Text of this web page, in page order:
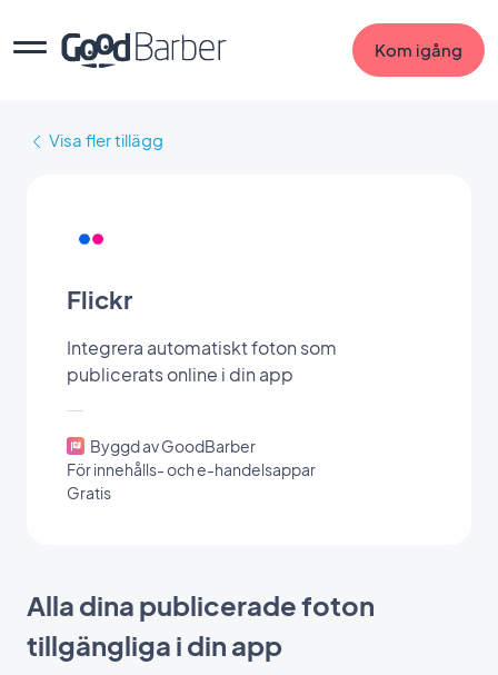
Kom igång
Visa fler tillägg
Flickr
Integrera automatiskt foton som
publicerats online i din app
Byggd av GoodBarber
För innehålls- och e-handelsappar
Gratis
Alla dina publicerade foton
tillgängliga i din app